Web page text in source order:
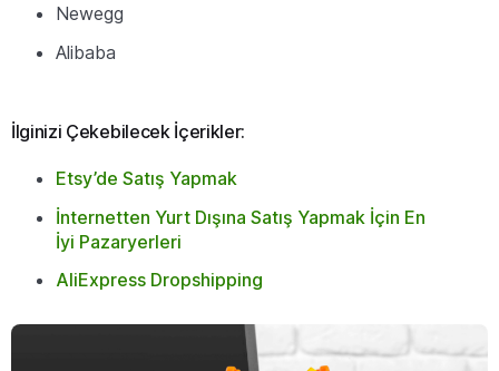
Newegg
Alibaba
İlginizi Çekebilecek İçerikler:
Etsy’de Satış Yapmak
İnternetten Yurt Dışına Satış Yapmak İçin En
İyi Pazaryerleri
AliExpress Dropshipping